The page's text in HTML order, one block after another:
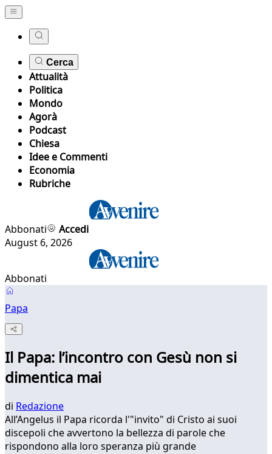
Cerca
Attualità
Politica
Mondo
Agorà
Podcast
Chiesa
Idee e Commenti
Economia
Rubriche
Abbonati
Accedi
August 6, 2026
Abbonati
Papa
Il Papa: l’incontro con Gesù non si
dimentica mai
di Redazione
All’Angelus il Papa ricorda l'"invito" di Cristo ai suoi
discepoli che avvertono la bellezza di parole che
rispondono alla loro speranza più grande